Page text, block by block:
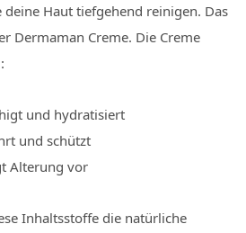
Haut tiefgehend reinigen. Das
Dermaman Creme. Die Creme
und hydratisiert
und schützt
Alterung vor
Inhaltsstoffe die natürliche